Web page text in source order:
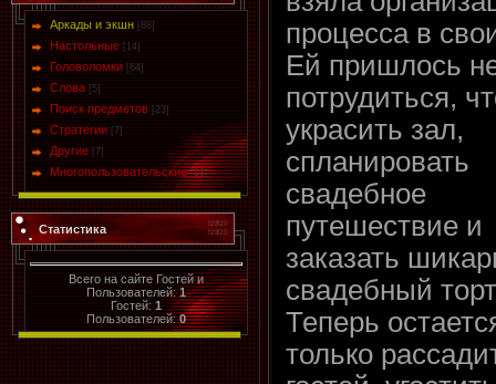
Аркады и экшн [88]
Настольные [14]
Головоломки [64]
Слова [5]
Поиск предметов [23]
Стратегии [7]
Другие [7]
Многопользовательские [13]
Статистика
Всего на сайте Гостей и
Пользователей:1
Гостей:1
Пользователей:0
процесса в
Ей пришлось
потрудиться,
украсить зал,
спланировать
свадебное
путешествие и
заказать
свадебный
Теперь
только